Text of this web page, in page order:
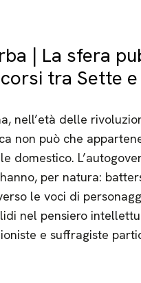
| La sfera
tra Sette
nell’età delle
non può che
domestico.
per natura:
le voci di
nel pensiero
e suffragiste